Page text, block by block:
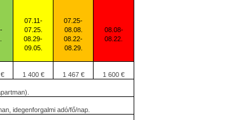
07.11-
07.25.
08.29-
09.05.
07.25-
08.08.
08.22-
08.29.
08.08-
08.22.
1 400 € 1 467 € 1 600 €
idegenforgalmi adó/fő/nap.